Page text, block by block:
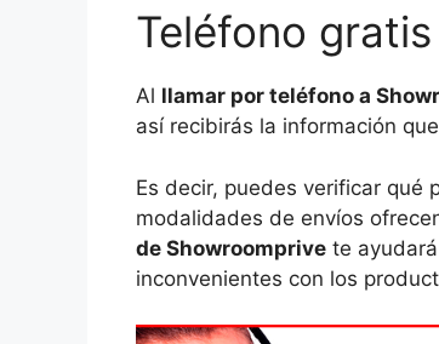
Teléfono
Al llamar por teléfono a
así recibirás la información
Es decir, puedes verificar qué
modalidades de envíos
de Showroomprive te
inconvenientes con los